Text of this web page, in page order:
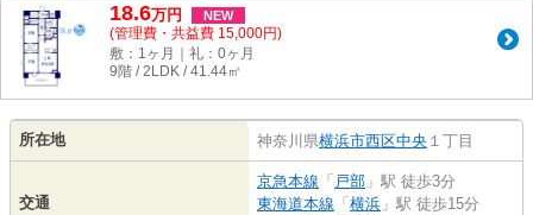
18.6万円 NEW
(管理費・共益費 15,000円)
敷：1ヶ月｜礼：0ヶ月
9階 / 2LDK / 41.44㎡
所在地 神奈川県横浜市西区中央 １丁目
交通
京急本線 「 戸部 」駅 徒歩3分
東海道本線 「 横浜 」駅 徒歩15分